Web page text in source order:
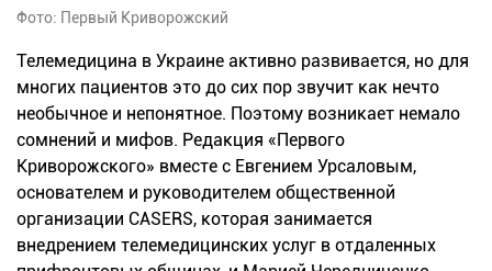
Фото: Первый Криворожский
Телемедицина в Украине активно развивается, но для
многих пациентов это до сих пор звучит как нечто
необычное и непонятное. Поэтому возникает немало
сомнений и мифов. Редакция «Первого
Криворожского» вместе с Евгением Урсаловым,
основателем и руководителем общественной
организации CASERS, которая занимается
внедрением телемедицинских услуг в отдаленных